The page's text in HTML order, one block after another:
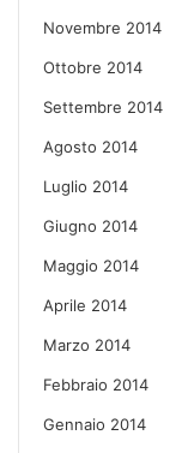
Novembre 2014
Ottobre 2014
Settembre 2014
Agosto 2014
Luglio 2014
Giugno 2014
Maggio 2014
Aprile 2014
Marzo 2014
Febbraio 2014
Gennaio 2014